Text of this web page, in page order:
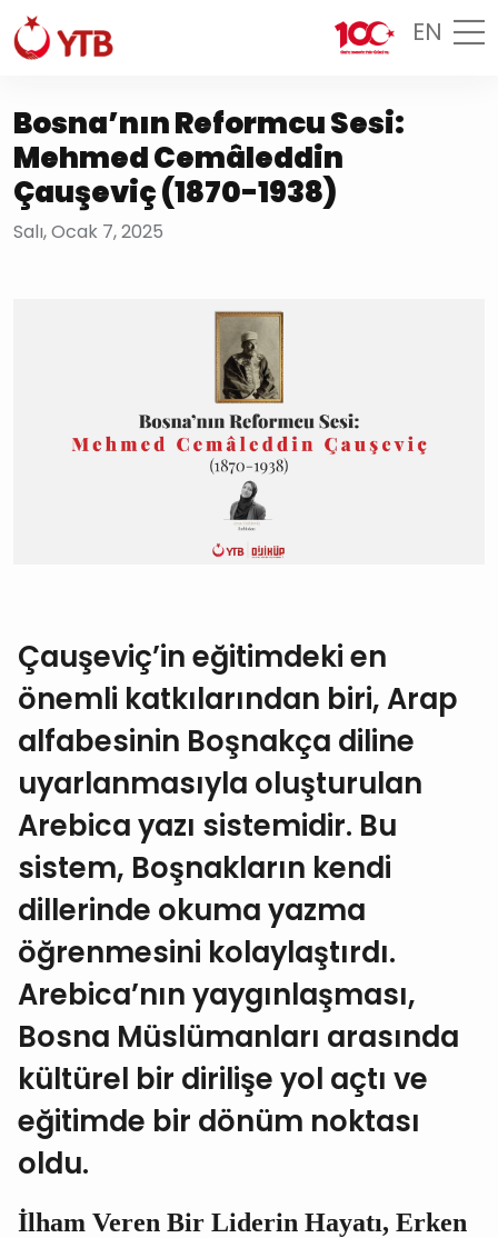
EN
Bosna’nın Reformcu Sesi:
Mehmed Cemâleddin
Çauşeviç (1870-1938)
Salı, Ocak 7, 2025
Çauşeviç’in eğitimdeki en
önemli katkılarından biri, Arap
alfabesinin Boşnakça diline
uyarlanmasıyla oluşturulan
Arebica yazı sistemidir. Bu
sistem, Boşnakların kendi
dillerinde okuma yazma
öğrenmesini kolaylaştırdı.
Arebica’nın yaygınlaşması,
Bosna Müslümanları arasında
kültürel bir dirilişe yol açtı ve
eğitimde bir dönüm noktası
oldu.
İlham Veren Bir Liderin Hayatı, Erken